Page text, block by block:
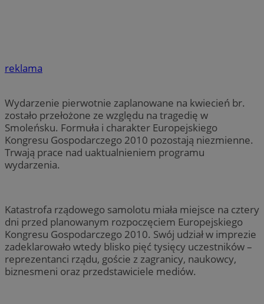
reklama
Wydarzenie pierwotnie zaplanowane na kwiecień br.
zostało przełożone ze względu na tragedię w
Smoleńsku. Formuła i charakter Europejskiego
Kongresu Gospodarczego 2010 pozostają niezmienne.
Trwają prace nad uaktualnieniem programu
wydarzenia.
Katastrofa rządowego samolotu miała miejsce na cztery
dni przed planowanym rozpoczęciem Europejskiego
Kongresu Gospodarczego 2010. Swój udział w imprezie
zadeklarowało wtedy blisko pięć tysięcy uczestników –
reprezentanci rządu, goście z zagranicy, naukowcy,
biznesmeni oraz przedstawiciele mediów.